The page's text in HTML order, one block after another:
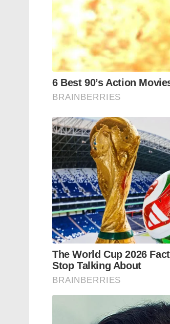
സ്റ്റാറ്റിസ്റ്റിക്സിലെ 25
നിലവിലെ റാങ്ക്
ആർക്കോ വേണ്ടി തിരക്കിട്ട്
ശ്രമിക്കുകയാണെന്നാണ്
നടത്തണമെന്ന് ആവശ്യപ്പെട്ട്